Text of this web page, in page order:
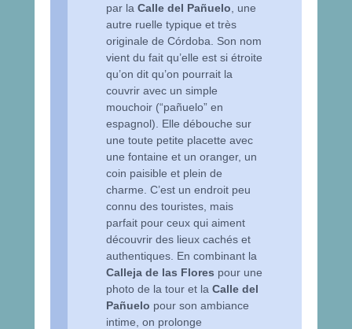
par laCalle del Pañuelo , une
autre ruelle typique et très
originale de Córdoba. Son nom
vient du fait qu’elle est si étroite
qu’on dit qu’on pourrait la
couvrir avec un simple
mouchoir (“pañuelo” en
espagnol). Elle débouche sur
une toute petite placette avec
une fontaine et un oranger, un
coin paisible et plein de
charme. C’est un endroit peu
connu des touristes, mais
parfait pour ceux qui aiment
découvrir des lieux cachés et
authentiques. En combinant la
Calleja de las Flores pour une
photo de la tour et laCalle del
Pañuelo pour son ambiance
intime, on prolonge